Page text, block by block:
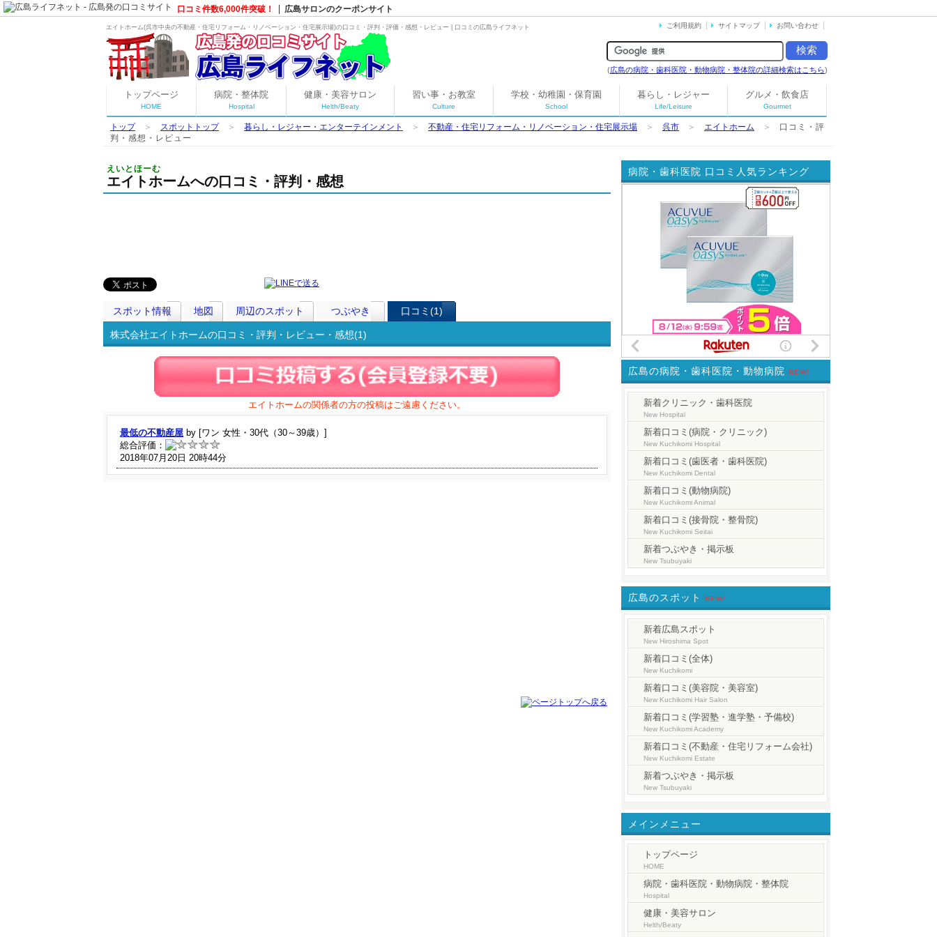
口コミ件数6,000件突破！ 広島サロンのクーポンサイト
エイトホーム(呉市中央の不動産・住宅リフォーム・リノベーション・住宅展示場)の口コミ・評判・評価・感想・レビュー | 口コミの広島ライフネット
(広島の病院・歯科医院・動物病院・整体院の詳細検索はこちら)
ご利用規約 サイトマップ お問い合わせ
トップページ
HOME
病院・整体院
Hospital
健康・美容サロン
Helth/Beaty
習い事・お教室
Culture
学校・幼稚園・保育園
School
暮らし・レジャー
Life/Leisure
グルメ・飲食店
Gourmet
トップ＞ スポットトップ＞ 暮らし・レジャー・エンターテインメント ＞ 不動産・住宅リフォーム・リノベーション・住宅展示場 ＞ 呉市 ＞ エイトホーム ＞ 口コミ・評
判・感想・レビュー
えいとほーむ
エイトホームへの口コミ・評判・感想
スポット情報 地図 周辺のスポット つぶやき 口コミ(1)
株式会社エイトホームの口コミ・評判・レビュー・感想(1)
エイトホームの関係者の方の投稿はご遠慮ください。
最低の不動産屋 by [ワン 女性・30代（30～39歳）]
総合評価：
2018年07月20日 20時44分
病院・歯科医院 口コミ人気ランキング
広島の病院・歯科医院・動物病院 NEW!
新着クリニック・歯科医院
New Hospital
新着口コミ(病院・クリニック)
New Kuchikomi Hospital
新着口コミ(歯医者・歯科医院)
New Kuchikomi Dental
新着口コミ(動物病院)
New Kuchikomi Animal
新着口コミ(接骨院・整骨院)
New Kuchikomi Seitai
新着つぶやき・掲示板
New Tsubuyaki
広島のスポット NEW!
新着広島スポット
New Hiroshima Spot
新着口コミ(全体)
New Kuchikomi
新着口コミ(美容院・美容室)
New Kuchikomi Hair Salon
新着口コミ(学習塾・進学塾・予備校)
New Kuchikomi Academy
新着口コミ(不動産・住宅リフォーム会社)
New Kuchikomi Estate
新着つぶやき・掲示板
New Tsubuyaki
メインメニュー
トップページ
HOME
病院・歯科医院・動物病院・整体院
Hospital
健康・美容サロン
Helth/Beaty